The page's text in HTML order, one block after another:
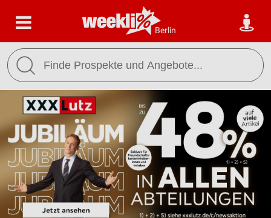
Berlin